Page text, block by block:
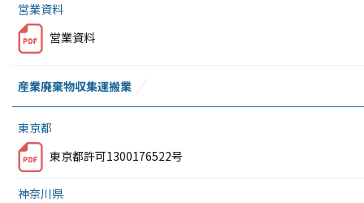
営業資料
営業資料
産業廃棄物収集運搬業
東京都
東京都許可1300176522号
神奈川県